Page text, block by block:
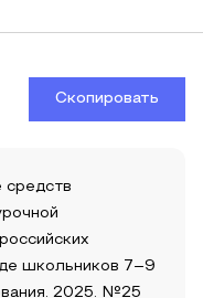
Скопировать
средств
школьников 7–9
2025. №25